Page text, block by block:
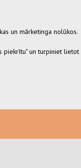
preču atgriešanu
Es piekrītu privātuma
un mārketinga nolūkos.
piekrītu" un turpiniet lietot